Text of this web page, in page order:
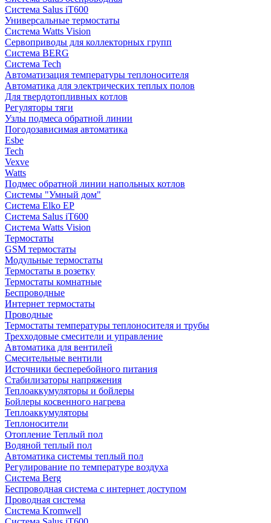
Система Salus iT600
Универсальные термостаты
Система Watts Vision
Сервоприводы для коллекторных групп
Система BERG
Система Tech
Автоматизация температуры теплоносителя
Автоматика для электрических теплых полов
Для твердотопливных котлов
Регуляторы тяги
Узлы подмеса обратной линии
Погодозависимая автоматика
Esbe
Tech
Vexve
Watts
Подмес обратной линии напольных котлов
Системы "Умный дом"
Система Elko EP
Система Salus iT600
Система Watts Vision
Термостаты
GSM термостаты
Модульные термостаты
Термостаты в розетку
Термостаты комнатные
Беспроводные
Интернет термостаты
Проводные
Термостаты температуры теплоносителя и трубы
Трехходовые смесители и управление
Автоматика для вентилей
Смесительные вентили
Источники бесперебойного питания
Стабилизаторы напряжения
Теплоаккумуляторы и бойлеры
Бойлеры косвенного нагрева
Теплоаккумуляторы
Теплоносители
Отопление Теплый пол
Водяной теплый пол
Автоматика системы теплый пол
Регулирование по температуре воздуха
Система Berg
Беспроводная система с интернет доступом
Проводная система
Система Kromwell